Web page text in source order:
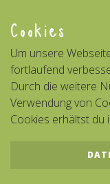
Cookies
Um unsere
fortlaufend
Durch die weitere
Verwendung von
Cookies erhältst du